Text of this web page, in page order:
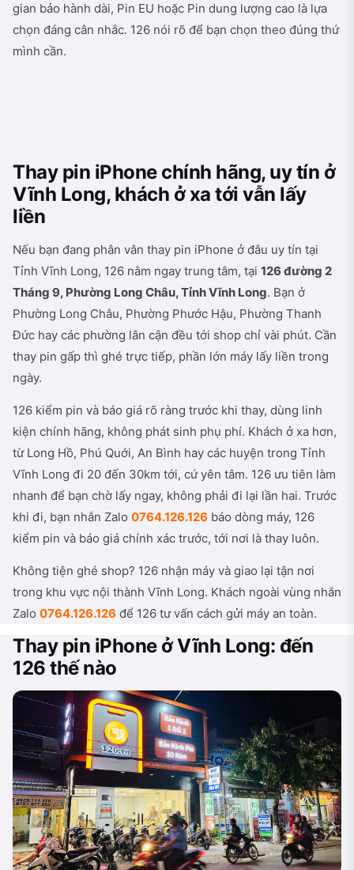
gian bảo hành dài, Pin EU hoặc Pin dung lượng cao là lựa
chọn đáng cân nhắc. 126 nói rõ để bạn chọn theo đúng thứ
mình cần.
Thay pin iPhone chính hãng, uy tín ở
Vĩnh Long, khách ở xa tới vẫn lấy
liền
Nếu bạn đang phân vân thay pin iPhone ở đâu uy tín tại
Tỉnh Vĩnh Long, 126 nằm ngay trung tâm, tại 126 đường 2
Tháng 9, Phường Long Châu, Tỉnh Vĩnh Long. Bạn ở
Phường Long Châu, Phường Phước Hậu, Phường Thanh
Đức hay các phường lân cận đều tới shop chỉ vài phút. Cần
thay pin gấp thì ghé trực tiếp, phần lớn máy lấy liền trong
ngày.
126 kiểm pin và báo giá rõ ràng trước khi thay, dùng linh
kiện chính hãng, không phát sinh phụ phí. Khách ở xa hơn,
từ Long Hồ, Phú Quới, An Bình hay các huyện trong Tỉnh
Vĩnh Long đi 20 đến 30km tới, cứ yên tâm. 126 ưu tiên làm
nhanh để bạn chờ lấy ngay, không phải đi lại lần hai. Trước
khi đi, bạn nhắn Zalo 0764.126.126 báo dòng máy, 126
kiểm pin và báo giá chính xác trước, tới nơi là thay luôn.
Không tiện ghé shop? 126 nhận máy và giao lại tận nơi
trong khu vực nội thành Vĩnh Long. Khách ngoài vùng nhắn
Zalo 0764.126.126 để 126 tư vấn cách gửi máy an toàn.
Thay pin iPhone ở Vĩnh Long: đến
126 thế nào